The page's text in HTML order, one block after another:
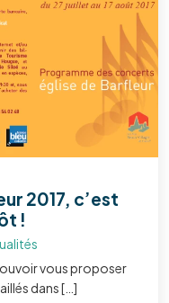
2017, c’est
!
vous proposer
dans […]